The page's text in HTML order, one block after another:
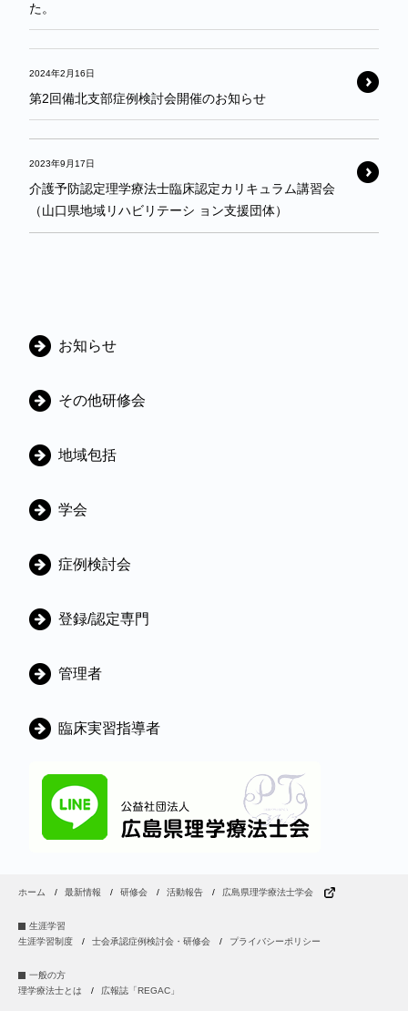
た。
2024年2月16日
第2回備北支部症例検討会開催のお知らせ
2023年9月17日
介護予防認定理学療法士臨床認定カリキュラム講習会
（山口県地域リハビリテーシ ョン支援団体）
カ
ゴ
お知らせ
その他研修会
地域包括
学会
症例検討会
登録/認定専門
管理者
臨床実習指導者
ホーム 最新情報 研修会 活動報告 広島県理学療法士学会
生涯学習
生涯学習制度
士会承認症例検討会・研修会 プライバシーポリシー
一般の方
理学療法士とは
広報誌「REGAC」